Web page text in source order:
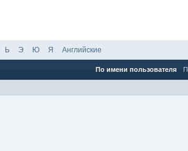
Ь Э Ю Я Английские
По имени пользователя